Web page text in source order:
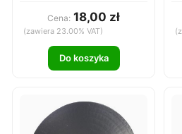
Cena: 18,00 zł
(zawiera 23.00% VAT)
Do koszyka